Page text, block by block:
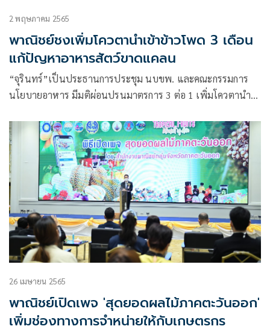
2 พฤษภาคม 2565
พาณิชย์ชงเพิ่มโควตานำเข้าข้าวโพด 3 เดือน
แก้ปัญหาอาหารสัตว์ขาดแคลน
“จุรินทร์”เป็นประธานการประชุม นบขพ. และคณะกรรมการ
นโยบายอาหาร มีมติผ่อนปรนมาตรการ 3 ต่อ 1 เพิ่มโควตานำ
เพื่อแก้ไขปัญหาการขาดแคลนวัตถุดิบผลิตอาหารสัตว์ พร้อมทำ
เรื่องเสนอ ครม. อนุมัติทันที
26 เมษายน 2565
พาณิชย์เปิดเพจ 'สุดยอดผลไม้ภาคตะวันออก'
เพิ่มช่องทางการจำหน่ายให้กับเกษตรกร